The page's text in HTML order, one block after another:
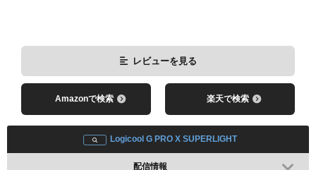
レビューを見る
Amazonで検索 楽天で検索
Logicool G PRO X SUPERLIGHT
配信情報